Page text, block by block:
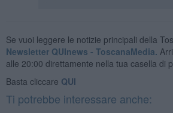
Se vuoi leggere le notizie principali della
Newsletter QUInews - ToscanaMedia.
alle 20:00 direttamente nella tua casella di
Basta cliccare QUI
Ti potrebbe interessare anche: